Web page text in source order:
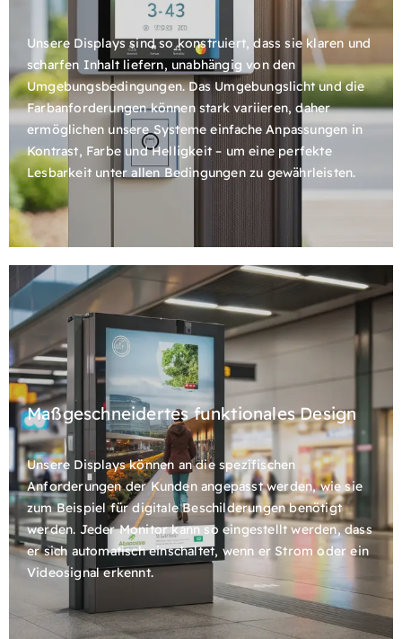
Unsere Displays sind so konstruiert, dass sie klaren und
scharfen Inhalt liefern, unabhängig von den
Umgebungsbedingungen. Das Umgebungslicht und die
Farbanforderungen können stark variieren, daher
ermöglichen unsere Systeme einfache Anpassungen in
Kontrast, Farbe und Helligkeit – um eine perfekte
Lesbarkeit unter allen Bedingungen zu gewährleisten.
Maßgeschneidertes funktionales Design
Unsere Displays können an die spezifischen
Anforderungen der Kunden angepasst werden, wie sie
zum Beispiel für digitale Beschilderungen benötigt
werden. Jeder Monitor kann so eingestellt werden, dass
er sich automatisch einschaltet, wenn er Strom oder ein
Videosignal erkennt.